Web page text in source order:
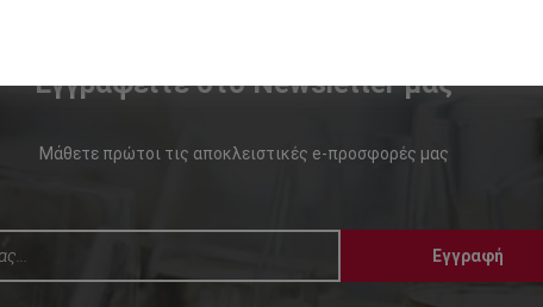
Εγγραφείτε στο Newsletter μας
Μάθετε πρώτοι τις αποκλειστικές e-προσφορές μας
Εγγραφή